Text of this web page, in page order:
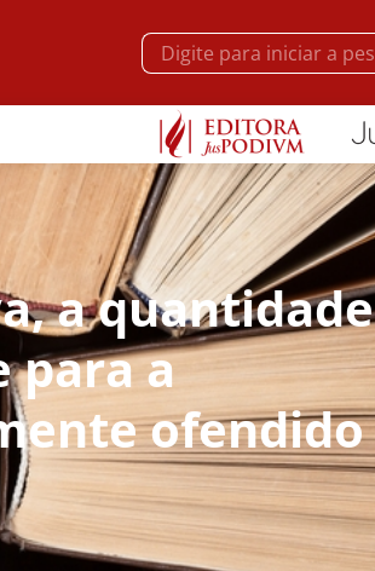
a quantidade
para a
ofendido